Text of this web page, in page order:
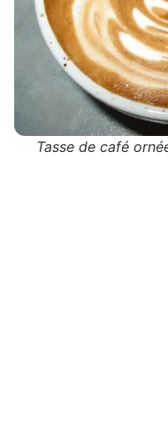
Tasse de café